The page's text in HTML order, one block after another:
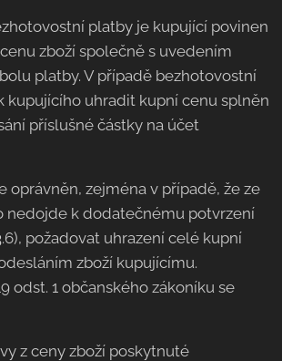
platby je kupující povinen
zboží společně s uvedením
platby. V případě bezhotovostní
kupujícího uhradit kupní cenu splněn
příslušné částky na účet
oprávněn, zejména v případě, že ze
nedojde k dodatečnému potvrzení
požadovat uhrazení celé kupní
zboží kupujícímu.
odst. 1 občanského zákoníku se
z ceny zboží poskytnuté